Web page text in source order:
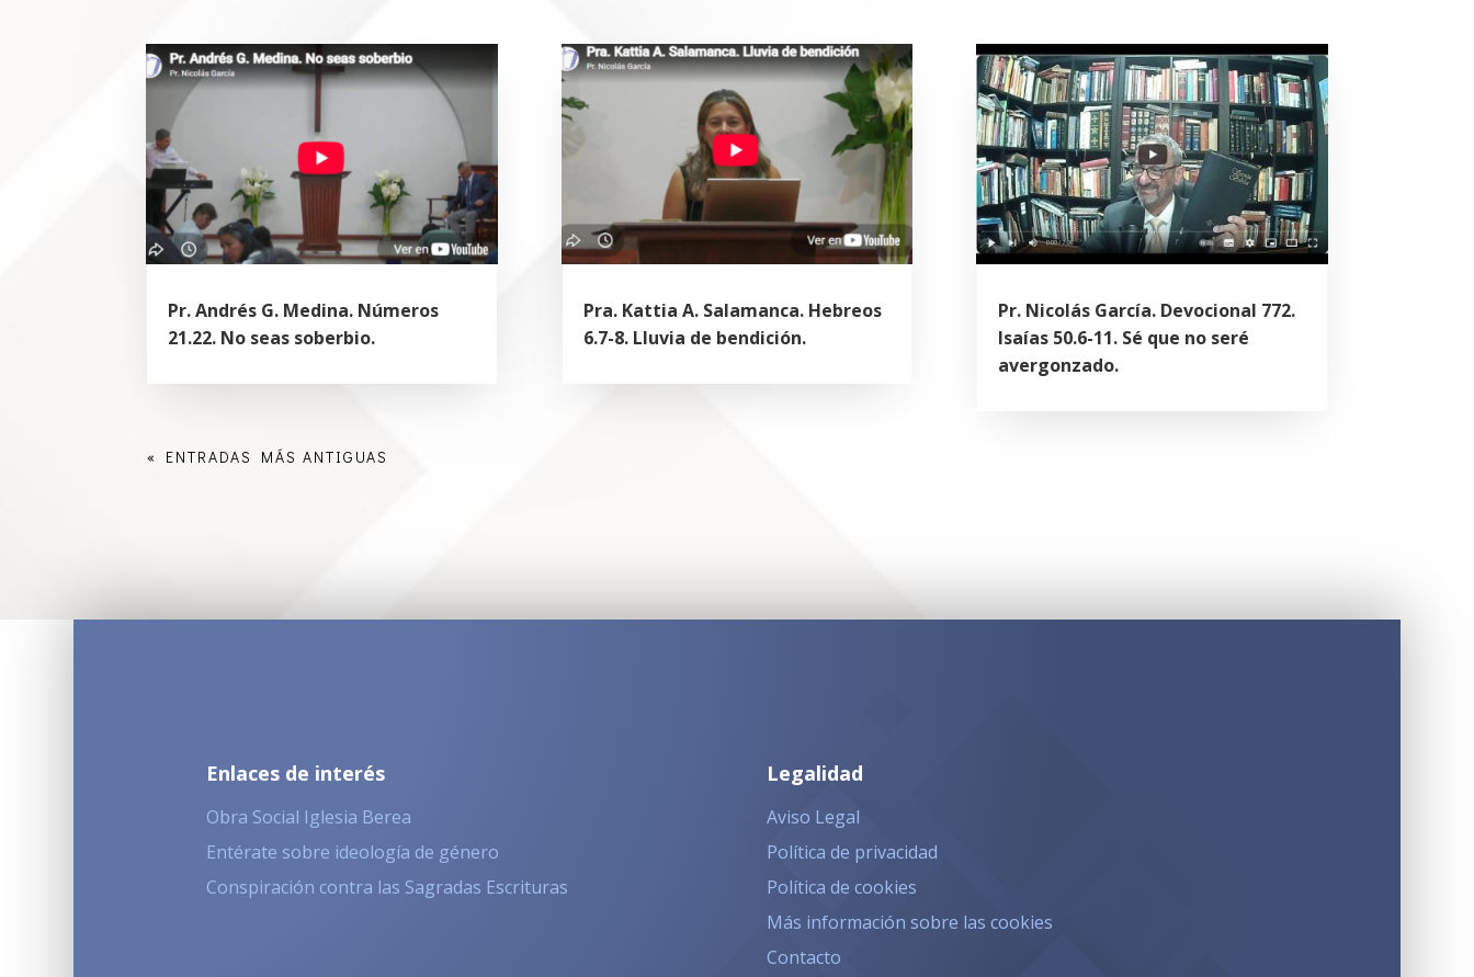
Pr. Andrés G. Medina. Números
21.22. No seas soberbio.
Pra. Kattia A. Salamanca. Hebreos
6.7-8. Lluvia de bendición.
Pr. Nicolás García. Devocional 772.
Isaías 50.6-11. Sé que no seré
avergonzado.
« ENTRADAS MÁS ANTIGUAS
Enlaces de interés
Obra Social Iglesia Berea
Entérate sobre ideología de género
Conspiración contra las Sagradas Escrituras
Legalidad
Aviso Legal
Política de privacidad
Política de cookies
Más información sobre las cookies
Contacto